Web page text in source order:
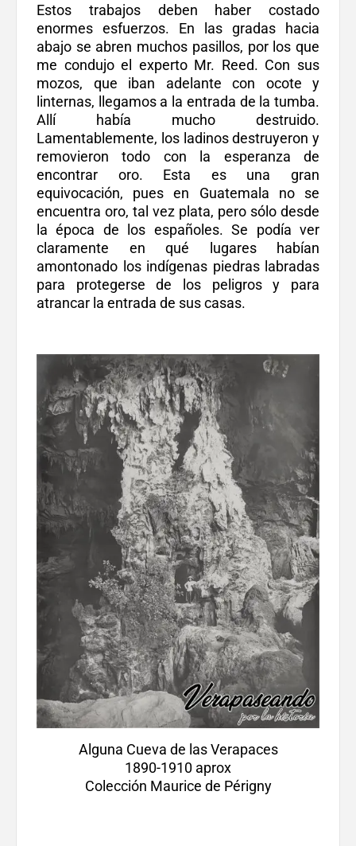
Estos trabajos deben haber costado
enormes esfuerzos. En las gradas hacia
abajo se abren muchos pasillos, por los que
me condujo el experto Mr. Reed. Con sus
mozos, que iban adelante con ocote y
linternas, llegamos a la entrada de la tumba.
Allí había mucho destruido.
Lamentablemente, los ladinos destruyeron y
removieron todo con la esperanza de
encontrar oro. Esta es una gran
equivocación, pues en Guatemala no se
encuentra oro, tal vez plata, pero sólo desde
la época de los españoles. Se podía ver
claramente en qué lugares habían
amontonado los indígenas piedras labradas
para protegerse de los peligros y para
atrancar la entrada de sus casas.
Alguna Cueva de las Verapaces
1890-1910 aprox
Colección Maurice de Périgny